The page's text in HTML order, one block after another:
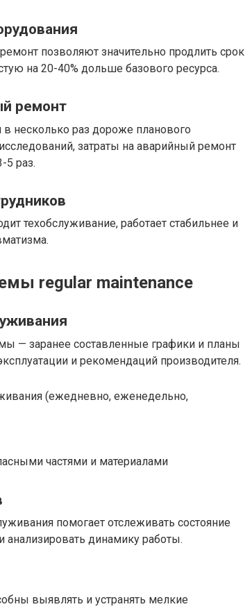
позволяют значительно продлить срок
на 20-40% дольше базового ресурса.
ремонт
несколько раз дороже планового
затраты на аварийный ремонт
5 раз.
техобслуживание, работает стабильнее и
regular maintenance
— заранее составленные графики и планы
и рекомендаций производителя.
(ежедневно, еженедельно,
частями и материалами
помогает отслеживать состояние
анализировать динамику работы.
выявлять и устранять мелкие